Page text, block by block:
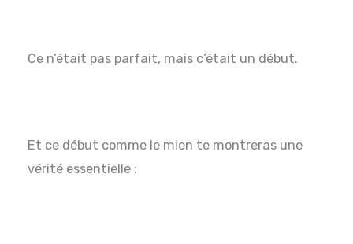
Ce n’était pas parfait, mais c’était un début.
Et ce début comme le mien te montreras une
vérité essentielle :